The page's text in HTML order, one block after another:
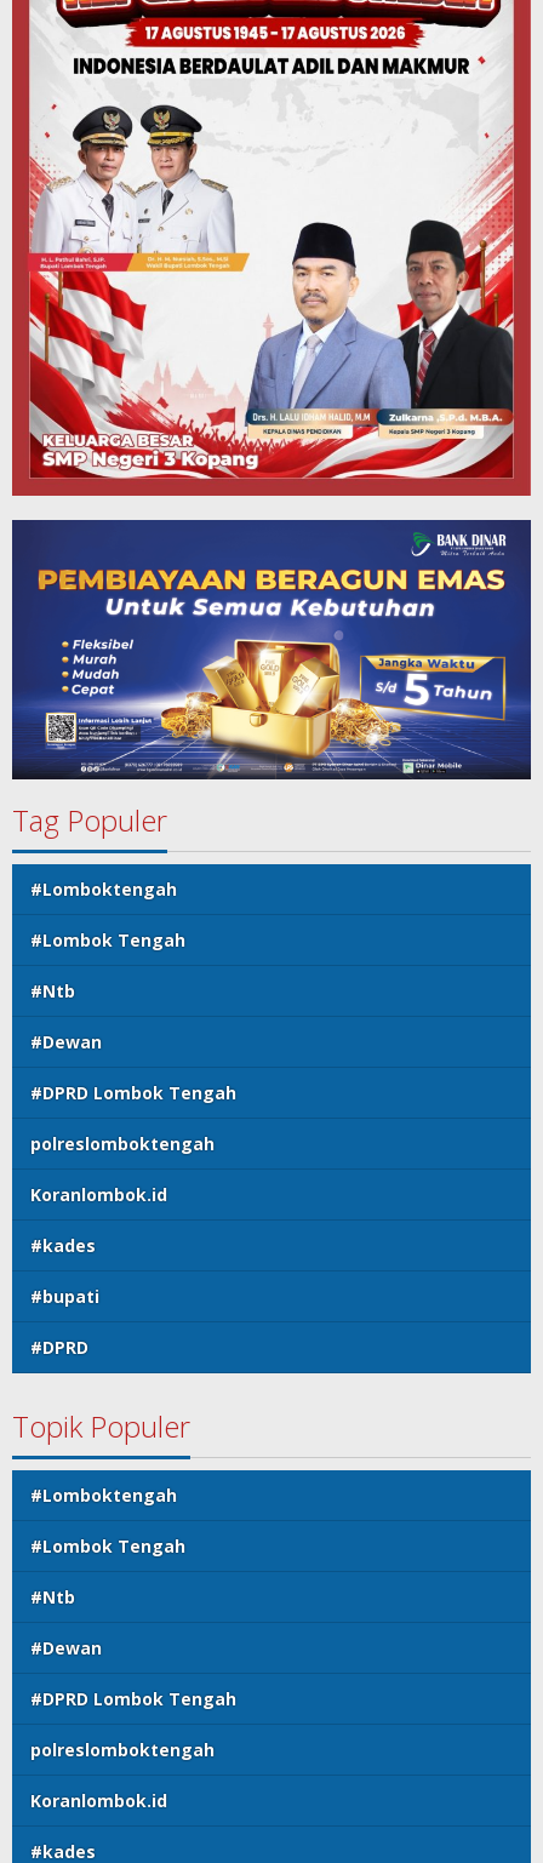
Tag Populer
#Lomboktengah
#Lombok Tengah
#Ntb
#Dewan
#DPRD Lombok Tengah
polreslomboktengah
Koranlombok.id
#kades
#bupati
#DPRD
Topik Populer
#Lomboktengah
#Lombok Tengah
#Ntb
#Dewan
#DPRD Lombok Tengah
polreslomboktengah
Koranlombok.id
#kades